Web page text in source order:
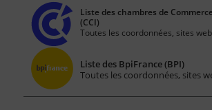
Liste des chambres de
(CCI)
Toutes les coordonnées, sites
Liste des BpiFrance (BPI)
Toutes les coordonnées, sites